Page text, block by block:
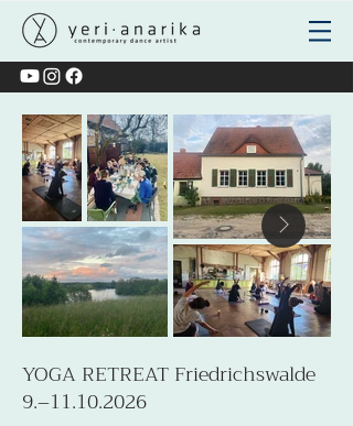
YOGA RETREAT Friedrichswalde
9.–11.10.2026